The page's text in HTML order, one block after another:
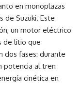
en monoplazas
de Suzuki. Este
un motor eléctrico
de litio que
dos fases: durante
potencia al tren
cinética en